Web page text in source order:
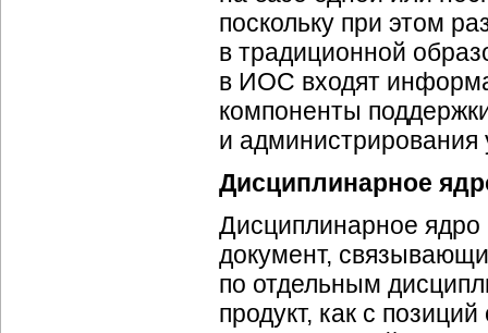
поскольку при этом
в традиционной
в ИОС входят
компоненты
и администрирования
Дисциплинарное
Дисциплинарное ядро
документ,
по отдельным
продукт, как с